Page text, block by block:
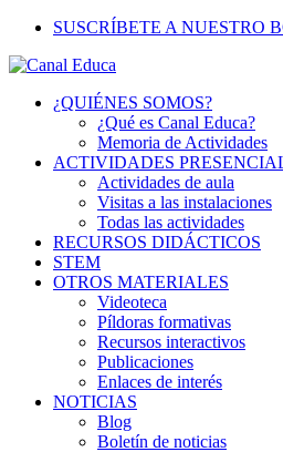
SUSCRÍBETE A NUESTRO
¿QUIÉNES SOMOS?
¿Qué es Canal Educa?
Memoria de Actividades
ACTIVIDADES
Actividades de aula
Visitas a las instalaciones
Todas las actividades
RECURSOS DIDÁCTICOS
STEM
OTROS MATERIALES
Videoteca
Píldoras formativas
Recursos interactivos
Publicaciones
Enlaces de interés
NOTICIAS
Blog
Boletín de noticias